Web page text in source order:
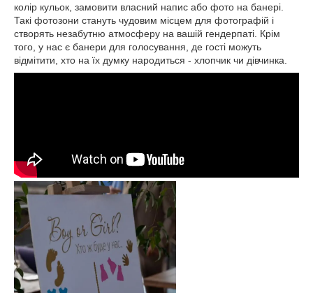
колір кульок, замовити власний напис або фото на банері.
Такі фотозони стануть чудовим місцем для фотографій і
створять незабутню атмосферу на вашій гендерпаті. Крім
того, у нас є банери для голосування, де гості можуть
відмітити, хто на їх думку народиться - хлопчик чи дівчинка.